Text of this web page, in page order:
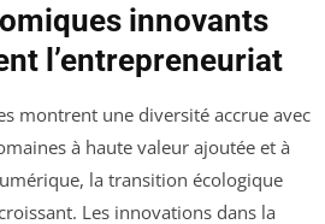
innovants
l’entrepreneuriat
montrent une diversité accrue avec
à haute valeur ajoutée et à
la transition écologique
Les innovations dans la